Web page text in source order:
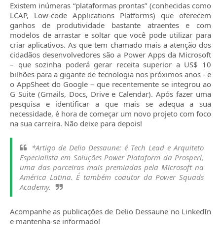
Existem inúmeras “plataformas prontas” (conhecidas como
LCAP, Low-code Applications Platforms) que oferecem
ganhos de produtividade bastante atraentes e com
modelos de arrastar e soltar que você pode utilizar para
criar aplicativos.As que tem chamado mais a atenção dos
cidadãos desenvolvedores são a Power Apps da Microsoft
– que sozinha poderá gerar receita superior a US$ 10
bilhões para a gigante de tecnologia nos próximos anos - e
o AppSheet do Google – que recentemente se integrou ao
G Suite (Gmails, Docs, Drive e Calendar).Após fazer uma
pesquisa e identificar a que mais se adequa a sua
necessidade, é hora de começar um novo projeto com foco
na sua carreira. Não deixe para depois!
*Artigo de Delio Dessaune: é Tech Lead e Arquiteto
Especialista em Soluções Power Plataform da Prosperi,
uma das parceiras mais premiadas pela Microsoft na
América Latina. É também coautor da Power Squads
Academy.
Acompanhe as publicações de Delio Dessaune no LinkedIn
e mantenha-se informado!